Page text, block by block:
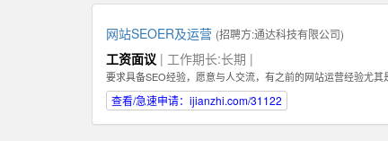
为了建立这种长期稳定的关系，你在一开始的时候要具备百折
具备在互联网产品运营领域的一些经验。如果你还在创业及互
理能力。好的销售专家可以化繁为简，通过高效的分类和建立
化管理的能力。有这种能力的人才还可以在将来发展成为销售
意深入了解一个行业，掌握关于该行业的专业知识，这样才能
趣或相关经验的人才。 如果你有激情，有梦想，并对网络销售
网站SEOER及运营 (招聘方:通达科技有限公司)
工资面议 | 工作期长:长期 |
要求具备SEO经验，愿意与人交流，有之前的网站运营经验尤其
查看/急速申请：ijianzhi.com/31122